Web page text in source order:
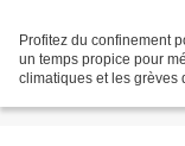
Profitez du confinement
un temps propice pour
climatiques et les grèves